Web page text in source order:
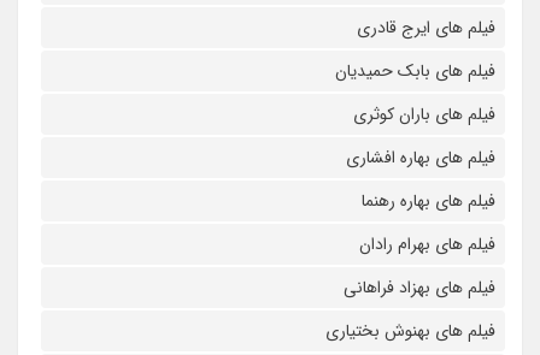
فیلم های ایرج قادری
فیلم های بابک حمیدیان
فیلم های باران کوثری
فیلم های بهاره افشاری
فیلم های بهاره رهنما
فیلم های بهرام رادان
فیلم های بهزاد فراهانی
فیلم های بهنوش بختیاری